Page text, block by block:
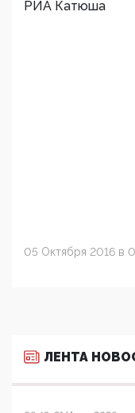
РИА Катюша
05 Октября 2016 в
ЛЕНТА